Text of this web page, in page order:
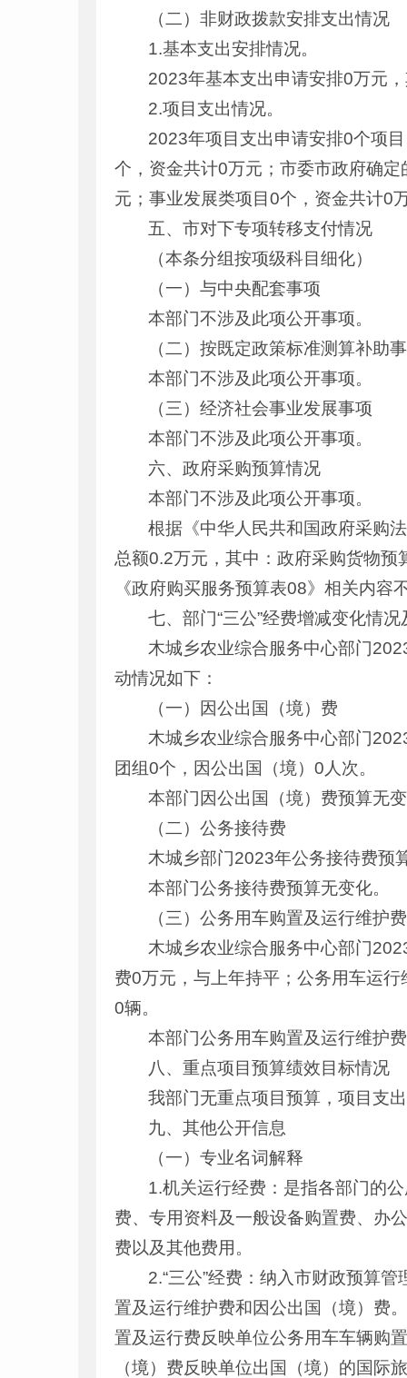
（二）非财政拨款安排支出情况
1.基本支出安排情况。
2023年基本支出申请安排0万元
2.项目支出情况。
2023年项目支出申请安排0个项
个，资金共计0万元；市委市政府确
元；事业发展类项目0个，资金共计0
五、市对下专项转移支付情况
（本条分组按项级科目细化）
（一）与中央配套事项
本部门不涉及此项公开事项。
（二）按既定政策标准测算补助
本部门不涉及此项公开事项。
（三）经济社会事业发展事项
本部门不涉及此项公开事项。
六、政府采购预算情况
本部门不涉及此项公开事项。
根据《中华人民共和国政府采购
总额0.2万元，其中：政府采购货物
《政府购买服务预算表08》相关内容
七、部门“三公”经费增减变化情
木城乡农业综合服务中心部门
动情况如下：
（一）因公出国（境）费
木城乡农业综合服务中心部门
团组0个，因公出国（境）0人次。
本部门因公出国（境）费预算无
（二）公务接待费
木城乡部门2023年公务接待费预
本部门公务接待费预算无变化。
（三）公务用车购置及运行维护费
木城乡农业综合服务中心部门
费0万元，与上年持平；公务用车运
0辆。
本部门公务用车购置及运行维护
八、重点项目预算绩效目标情况
我部门无重点项目预算，项目支
九、其他公开信息
（一）专业名词解释
1.机关运行经费：是指各部门的
费、专用资料及一般设备购置费、办
费以及其他费用。
2.“三公”经费：纳入市财政预算
置及运行维护费和因公出国（境）费
置及运行费反映单位公务用车车辆购
（境）费反映单位出国（境）的国际